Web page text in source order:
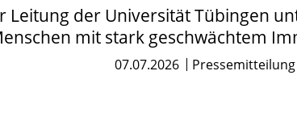
Leitung der Universität Tübingen
mit stark geschwächtem
07.07.2026 Pressemitteilung